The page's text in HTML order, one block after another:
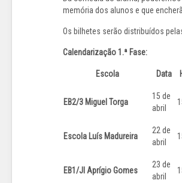
memória dos alunos e que
Os bilhetes serão distribuídos
Calendarização 1.ª Fase:
Escola Data
EB2/3 Miguel Torga
15 de
abril
Escola Luís Madureira
22 de
abril
EB1/JI Aprígio Gomes
23 de
abril